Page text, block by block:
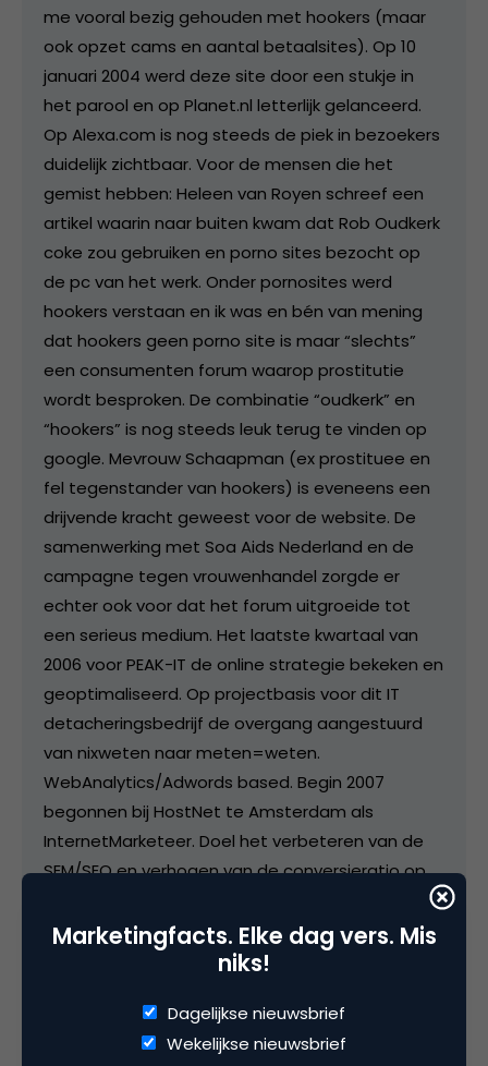
me vooral bezig gehouden met hookers (maar
ook opzet cams en aantal betaalsites). Op 10
januari 2004 werd deze site door een stukje in
het parool en op Planet.nl letterlijk gelanceerd.
Op Alexa.com is nog steeds de piek in bezoekers
duidelijk zichtbaar. Voor de mensen die het
gemist hebben: Heleen van Royen schreef een
artikel waarin naar buiten kwam dat Rob Oudkerk
coke zou gebruiken en porno sites bezocht op
de pc van het werk. Onder pornosites werd
hookers verstaan en ik was en bén van mening
dat hookers geen porno site is maar “slechts”
een consumenten forum waarop prostitutie
wordt besproken. De combinatie “oudkerk” en
“hookers” is nog steeds leuk terug te vinden op
google. Mevrouw Schaapman (ex prostituee en
fel tegenstander van hookers) is eveneens een
drijvende kracht geweest voor de website. De
samenwerking met Soa Aids Nederland en de
campagne tegen vrouwenhandel zorgde er
echter ook voor dat het forum uitgroeide tot
een serieus medium. Het laatste kwartaal van
2006 voor PEAK-IT de online strategie bekeken en
geoptimaliseerd. Op projectbasis voor dit IT
detacheringsbedrijf de overgang aangestuurd
van nixweten naar meten=weten.
WebAnalytics/Adwords based. Begin 2007
begonnen bij HostNet te Amsterdam als
InternetMarketeer. Doel het verbeteren van de
SEM/SEO en verhogen van de conversieratio op
de website zelf. Daarnaast ben ik dus één van de
bloggers op marketingfacts :) Sinds eind 2007
werkzaam voor Telegraaf Media Nederland.
management. Gebieden zijn daarbij;
Mobile/Video/Unsold Inventory en web analyse.
Marketingfacts. Elke dag vers. Mis
niks!
Dagelijkse nieuwsbrief
Wekelijkse nieuwsbrief